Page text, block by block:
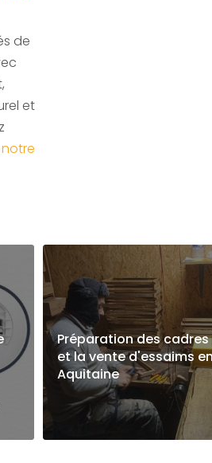
de
et
notre
Préparation des
et la vente d'essaims
Aquitaine